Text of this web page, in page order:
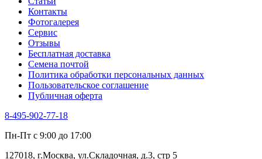
Контакты
Фотогалерея​
Сервис
Отзывы
Бесплатная доставка
Семена почтой
Политика обработки персональных данных
Пользовательское соглашение
Публичная оферта
8-495-902-77-18
Пн-Пт с 9:00 до 17:00
127018, г.Москва, ул.Складочная, д.3, стр 5